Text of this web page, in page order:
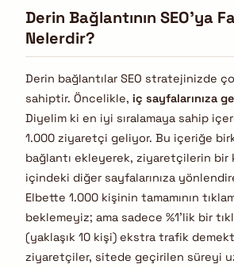
Derin Bağlantının SEO’ya
Nelerdir?
Derin bağlantılar SEO stratejinizde
sahiptir. Öncelikle, iç sayfalarınıza
Diyelim ki en iyi sıralamaya sahip
1.000 ziyaretçi geliyor. Bu içeriğe
bağlantı ekleyerek, ziyaretçilerin bir
içindeki diğer sayfalarınıza
Elbette 1.000 kişinin tamamının
beklemeyiz; ama sadece %1’lik bir
(yaklaşık 10 kişi) ekstra trafik
ziyaretçiler, sitede geçirilen süreyi